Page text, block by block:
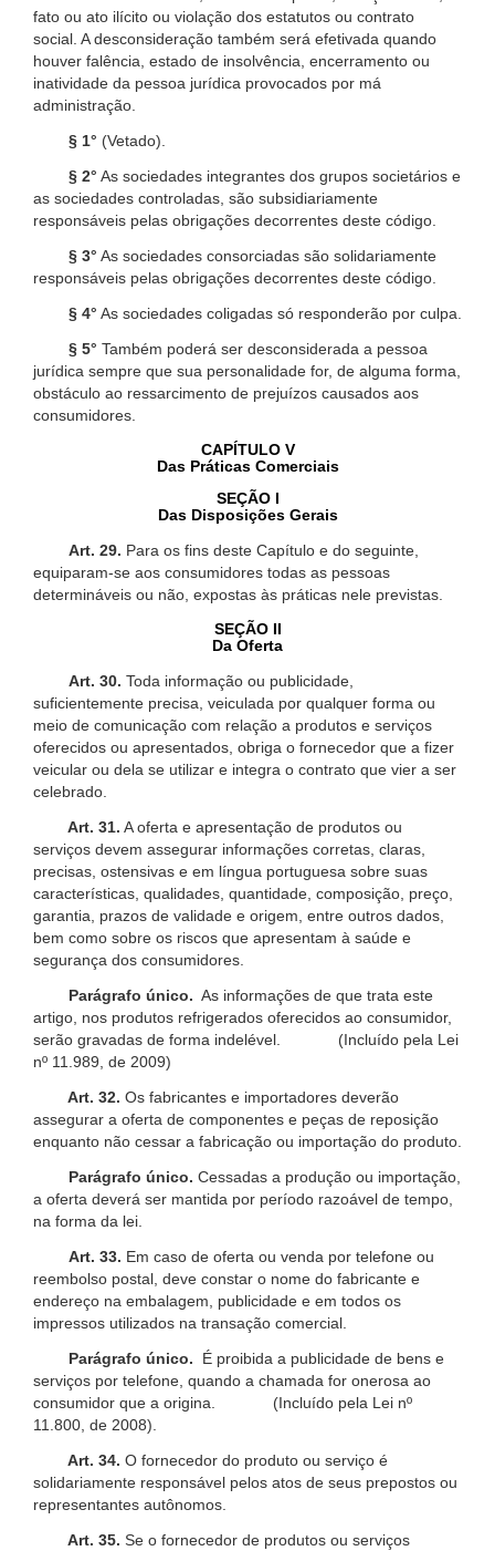
fato ou ato ilícito ou violação dos estatutos ou contrato
social. A desconsideração também será efetivada quando
houver falência, estado de insolvência, encerramento ou
inatividade da pessoa jurídica provocados por má
administração.
§ 1° (Vetado).
§ 2° As sociedades integrantes dos grupos societários e
as sociedades controladas, são subsidiariamente
responsáveis pelas obrigações decorrentes deste código.
§ 3° As sociedades consorciadas são solidariamente
responsáveis pelas obrigações decorrentes deste código.
§ 4° As sociedades coligadas só responderão por culpa.
§ 5° Também poderá ser desconsiderada a pessoa
jurídica sempre que sua personalidade for, de alguma forma,
obstáculo ao ressarcimento de prejuízos causados aos
consumidores.
CAPÍTULO V
Das Práticas Comerciais
SEÇÃO I
Das Disposições Gerais
Art. 29. Para os fins deste Capítulo e do seguinte,
equiparam-se aos consumidores todas as pessoas
determináveis ou não, expostas às práticas nele previstas.
SEÇÃO II
Da Oferta
Art. 30. Toda informação ou publicidade,
suficientemente precisa, veiculada por qualquer forma ou
meio de comunicação com relação a produtos e serviços
oferecidos ou apresentados, obriga o fornecedor que a fizer
veicular ou dela se utilizar e integra o contrato que vier a ser
celebrado.
Art. 31. A oferta e apresentação de produtos ou
serviços devem assegurar informações corretas, claras,
precisas, ostensivas e em língua portuguesa sobre suas
características, qualidades, quantidade, composição, preço,
garantia, prazos de validade e origem, entre outros dados,
bem como sobre os riscos que apresentam à saúde e
segurança dos consumidores.
Parágrafo único. As informações de que trata este
artigo, nos produtos refrigerados oferecidos ao consumidor,
serão gravadas de forma indelével. (Incluído pela Lei
nº 11.989, de 2009)
Art. 32. Os fabricantes e importadores deverão
assegurar a oferta de componentes e peças de reposição
enquanto não cessar a fabricação ou importação do produto.
Parágrafo único. Cessadas a produção ou importação,
a oferta deverá ser mantida por período razoável de tempo,
na forma da lei.
Art. 33. Em caso de oferta ou venda por telefone ou
reembolso postal, deve constar o nome do fabricante e
endereço na embalagem, publicidade e em todos os
impressos utilizados na transação comercial.
Parágrafo único.
É proibida a publicidade de bens e
serviços por telefone, quando a chamada for onerosa ao
consumidor que a origina. (Incluído pela Lei nº
11.800, de 2008).
Art. 34. O fornecedor do produto ou serviço é
solidariamente responsável pelos atos de seus prepostos ou
representantes autônomos.
Art. 35. Se o fornecedor de produtos ou serviços